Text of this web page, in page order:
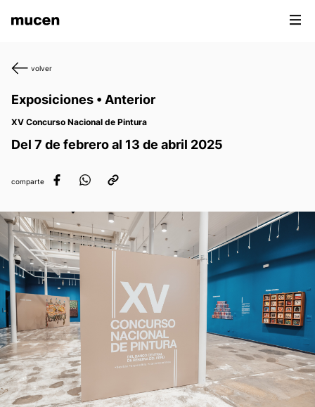
volver
Exposiciones • Anterior
XV Concurso Nacional de Pintura
Del 7 de febrero al 13 de abril 2025
comparte